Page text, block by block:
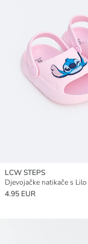
LCW STEPS
Djevojačke natikače s
4.95 EUR